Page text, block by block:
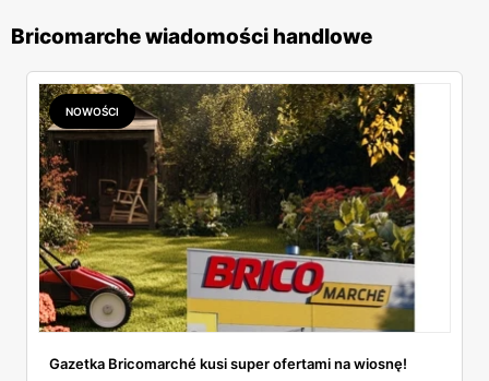
Bricomarche wiadomości handlowe
NOWOŚCI
Gazetka Bricomarché kusi super ofertami na wiosnę!